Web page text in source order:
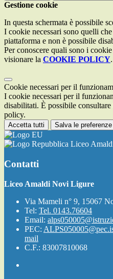
Gestione cookie
In questa schermata è possibile
I cookie necessari sono quelli
piattaforma e non è possibile
Per conoscere quali sono i
visionare la COOKIE POLICY.
Cookie necessari per il
I cookie necessari per il
disabilitati. È possibile
policy.
Accetta tutti Salva le preferenze
Liceo
Contatti
Liceo Amaldi Novi Ligure
Via Mameli n° 9, 15067
Tel: Tel. 0143.76604
Email:
PEC:
mail
C.F.: 83007810068